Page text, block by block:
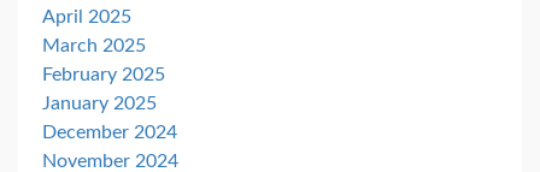
April 2025
March 2025
February 2025
January 2025
December 2024
November 2024